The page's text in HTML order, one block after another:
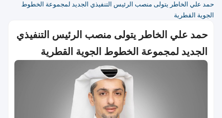
حمد علي الخاطر يتولى منصب الرئيس التنفيذي الجديد لمجموعة الخطوط
الجوية القطرية
حمد علي الخاطر يتولى منصب الرئيس التنفيذي
الجديد لمجموعة الخطوط الجوية القطرية